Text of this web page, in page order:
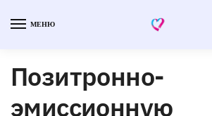
МЕНЮ
Позитронно-
эмиссионную